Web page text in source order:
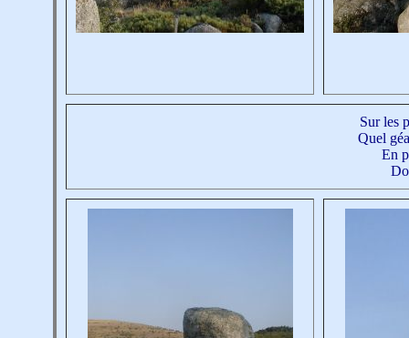
Sur les
Quel
En